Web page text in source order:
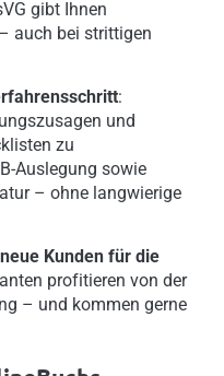
gibt Ihnen
auch bei strittigen
:
und
zu
Auslegung sowie
– ohne langwierige
Kunden für die
profitieren von der
– und kommen gerne